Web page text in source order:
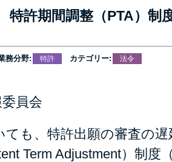
許期間調整（PTA）制
務分野: 特許 カテゴリー: 法令
員会
ても、特許出願の審査の
Term Adjustment）制度